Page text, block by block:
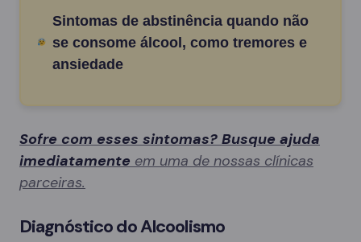
Sintomas de abstinência quando não
se consome álcool, como tremores e
ansiedade
Sofre com esses sintomas? Busque ajuda
imediatamente em uma de nossas clínicas
parceiras.
Diagnóstico do Alcoolismo